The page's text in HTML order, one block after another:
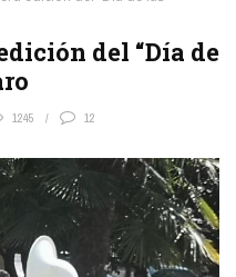
del “Día de
1245 12